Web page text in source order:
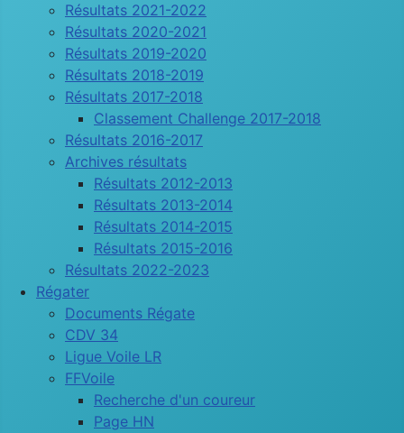
Résultats 2021-2022
Résultats 2020-2021
Résultats 2019-2020
Résultats 2018-2019
Résultats 2017-2018
Classement Challenge 2017-2018
Résultats 2016-2017
Archives résultats
Résultats 2012-2013
Résultats 2013-2014
Résultats 2014-2015
Résultats 2015-2016
Résultats 2022-2023
Régater
Documents Régate
CDV 34
Ligue Voile LR
FFVoile
Recherche d'un coureur
Page HN